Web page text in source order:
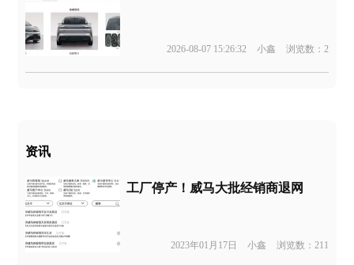
2026-08-07 15:26:32 小鑫 浏览数：2
资讯
工厂停产！威马大批经销商退网
2023年01月17日 小鑫 浏览数：211